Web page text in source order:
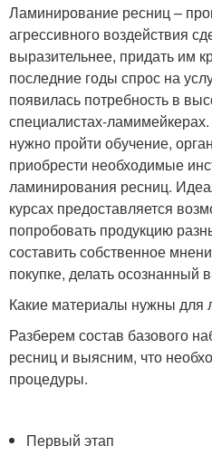
Ламинирование ресниц –
агрессивного воздействия
выразительнее, придать им
последние годы спрос на
появилась потребность в
специалистах-
нужно пройти обучение,
приобрести необходимые
ламинирования ресниц.
курсах предоставляется
попробовать продукцию
составить собственное
покупке, делать осознанный
Какие материалы нужны для
Разберем состав базового
ресниц и выясним, что
процедуры.
Первый этап